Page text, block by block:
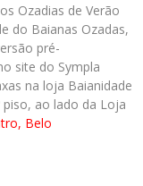
Ozadias de Verão
do Baianas Ozadas,
pré-
site do Sympla
na loja Baianidade
piso, ao lado da Loja
Belo